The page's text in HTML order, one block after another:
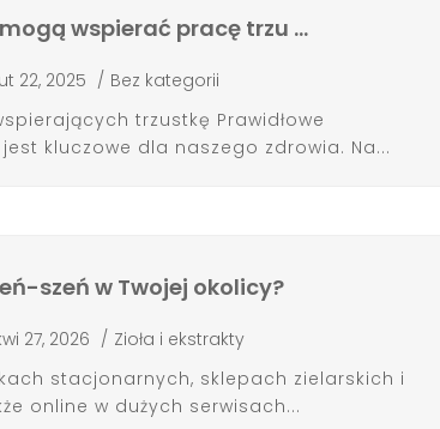
wspierać pracę trzu …
22, 2025 / Bez kategorii
trzustkę Prawidłowe
kluczowe dla naszego zdrowia. Na...
szeń w Twojej okolicy?
27, 2026 / Zioła i ekstrakty
stacjonarnych, sklepach zielarskich i
online w dużych serwisach...